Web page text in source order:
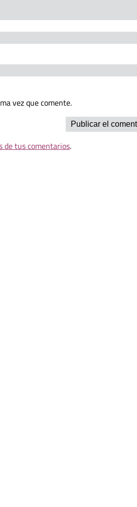
vez que comente.
de tus comentarios.